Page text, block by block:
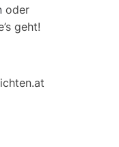
oder
geht!